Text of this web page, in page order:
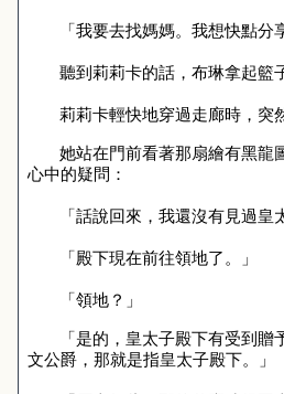
「我要去找媽媽。我想快點分
聽到莉莉卡的話，布琳拿起籃
莉莉卡輕快地穿過走廊時，突
她站在門前看著那扇繪有黑龍
心中的疑問：
「話說回來，我還沒有見過皇
「殿下現在前往領地了。」
「領地？」
「是的，皇太子殿下有受到
文公爵，那就是指皇太子殿下。」